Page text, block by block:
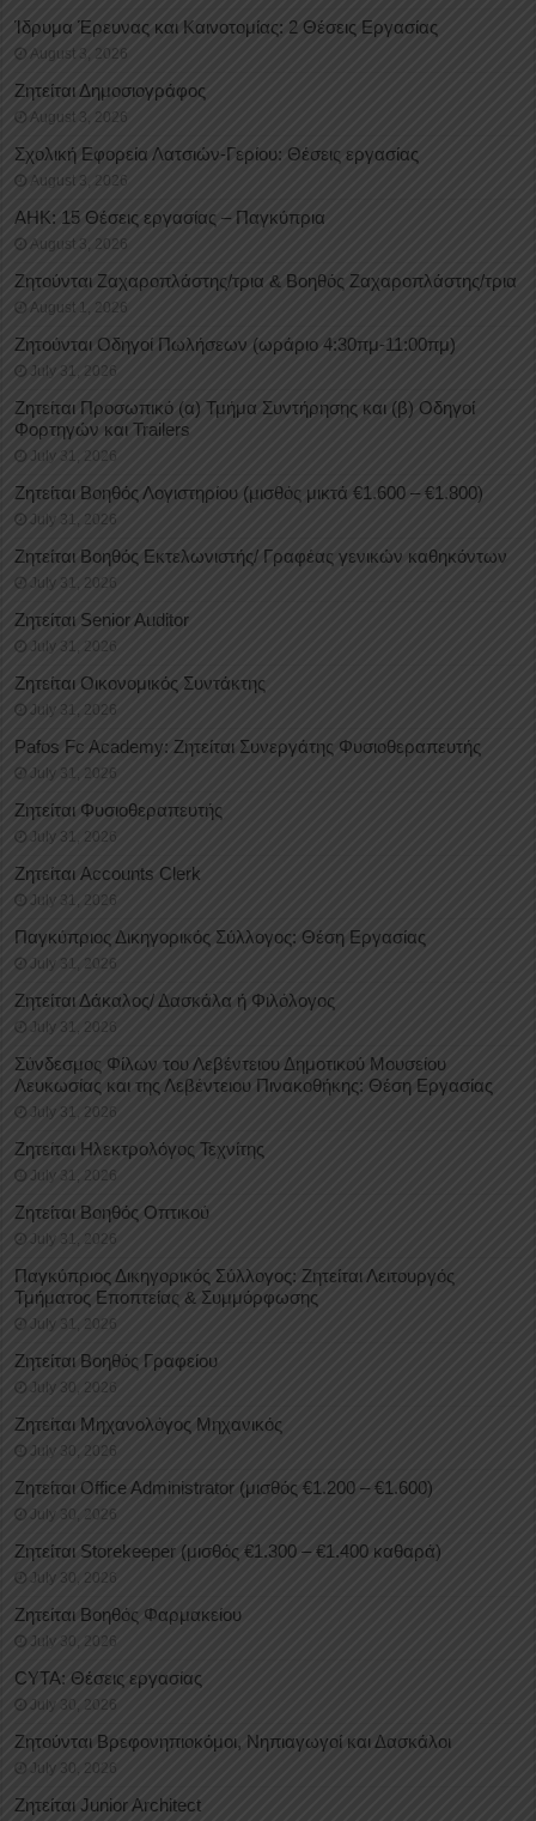
Ίδρυμα Έρευνας και Καινοτομίας: 2 Θέσεις Εργασίας
August 3, 2026
Ζητείται Δημοσιογράφος
August 3, 2026
Σχολική Εφορεία Λατσιών-Γερίου: Θέσεις εργασίας
August 3, 2026
ΑΗΚ: 15 Θέσεις εργασίας – Παγκύπρια
August 3, 2026
Ζητούνται Ζαχαροπλάστης/τρια & Βοηθός Ζαχαροπλάστης/τρια
August 1, 2026
Ζητούνται Οδηγοί Πωλήσεων (ωράριο 4:30πμ-11:00πμ)
July 31, 2026
Ζητείται Προσωπικό (α) Τμήμα Συντήρησης και (β) Οδηγοί
Φορτηγών και Trailers
July 31, 2026
Ζητείται Βοηθός Λογιστηρίου (μισθός μικτά €1.600 – €1.800)
July 31, 2026
Ζητείται Βοηθός Εκτελωνιστής/ Γραφέας γενικών καθηκόντων
July 31, 2026
Ζητείται Senior Auditor
July 31, 2026
Ζητείται Οικονομικός Συντάκτης
July 31, 2026
Pafos Fc Academy: Ζητείται Συνεργάτης Φυσιοθεραπευτής
July 31, 2026
Ζητείται Φυσιοθεραπευτής
July 31, 2026
Ζητείται Accounts Clerk
July 31, 2026
Παγκύπριος Δικηγορικός Σύλλογος: Θέση Εργασίας
July 31, 2026
Ζητείται Δάκαλος/ Δασκάλα ή Φιλόλογος
July 31, 2026
Σύνδεσμος Φίλων του Λεβέντειου Δημοτικού Μουσείου
Λευκωσίας και της Λεβέντειου Πινακοθήκης: Θέση Εργασίας
July 31, 2026
Ζητείται Ηλεκτρολόγος Τεχνίτης
July 31, 2026
Ζητείται Βοηθός Οπτικού
July 31, 2026
Παγκύπριος Δικηγορικός Σύλλογος: Ζητείται Λειτουργός
Τμήματος Εποπτείας & Συμμόρφωσης
July 31, 2026
Ζητείται Βοηθός Γραφείου
July 30, 2026
Ζητείται Μηχανολόγος Μηχανικός
July 30, 2026
Ζητείται Office Administrator (μισθός €1.200 – €1.600)
July 30, 2026
Ζητείται Storekeeper (μισθός €1.300 – €1.400 καθαρά)
July 30, 2026
Ζητείται Βοηθός Φαρμακείου
July 30, 2026
CYTA: Θέσεις εργασίας
July 30, 2026
Ζητούνται Βρεφονηπιοκόμοι, Νηπιαγωγοί και Δασκάλοι
July 30, 2026
Ζητείται Junior Architect